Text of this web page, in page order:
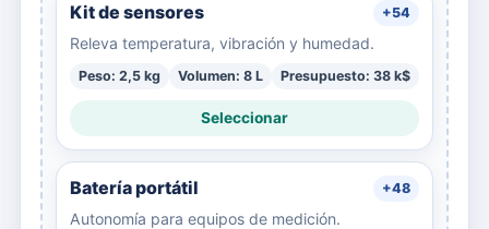
Kit de sensores +54
Releva temperatura, vibración y humedad.
Peso: 2,5 kg Volumen: 8 L Presupuesto: 38 k$
Seleccionar
Batería portátil +48
Autonomía para equipos de medición.